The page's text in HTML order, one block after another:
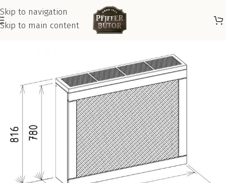
Skip to navigation
Skip to main content